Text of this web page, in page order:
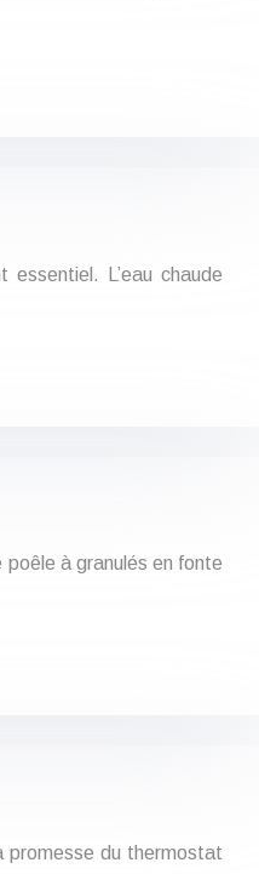
L’eau chaude
poêle à granulés en fonte
promesse du thermostat